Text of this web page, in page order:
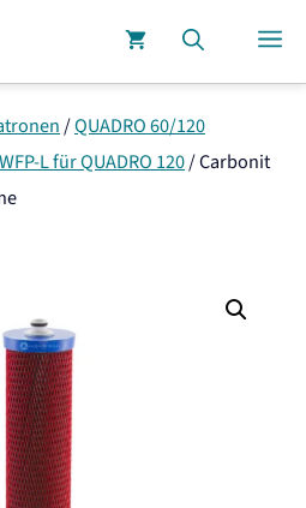
/QUADRO 60/120
L für QUADRO 120/Carbonit